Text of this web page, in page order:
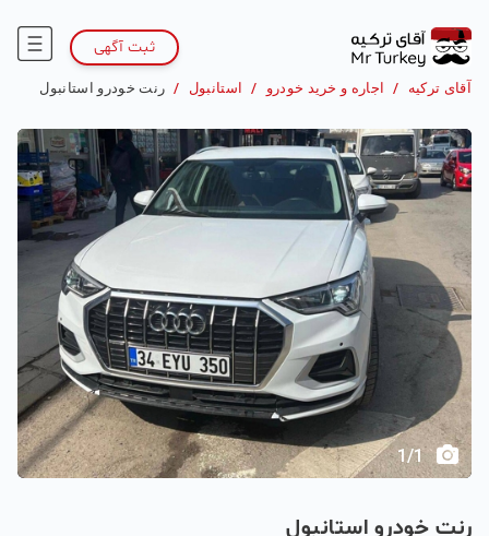
ثبت آگهی
آقای ترکیه / اجاره و خرید خودرو / استانبول / رنت خودرو استانبول
1/1
رنت خودرو استانبول